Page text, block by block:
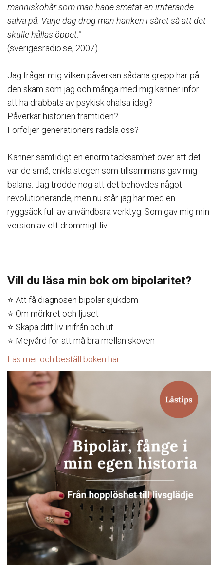
människohår som man hade smetat en irriterande
salva på. Varje dag drog man hanken i såret så att det
skulle hållas öppet.”⁠⠀
(sverigesradio.se, 2007)⁠⠀
Jag frågar mig vilken påverkan sådana grepp har på
den skam som jag och många med mig känner inför
att ha drabbats av psykisk ohälsa idag? ⁠⠀
Påverkar historien framtiden? ⁠⠀
Förföljer generationers rädsla oss?⁠⠀
Känner samtidigt en enorm tacksamhet över att det
var de små, enkla stegen som tillsammans gav mig
balans. Jag trodde nog att det behövdes något
revolutionerande, men nu står jag här med en
ryggsäck full av användbara verktyg. Som gav mig min
version av ett drömmigt liv.⁠
Vill du läsa min bok om bipolaritet?
⭐️ Att få diagnosen bipolär sjukdom
⭐️ Om mörkret och ljuset
⭐️ Skapa ditt liv inifrån och ut
⭐️ Mejvård för att må bra mellan skoven
Läs mer och beställ boken här